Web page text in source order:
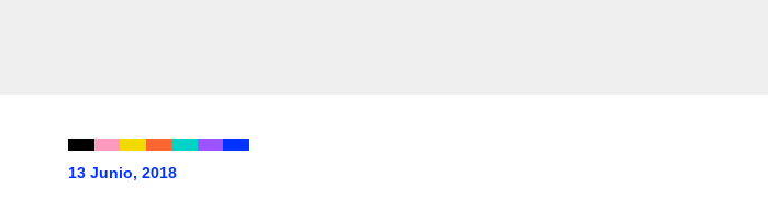
13 Junio, 2018